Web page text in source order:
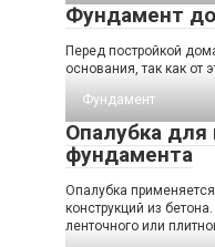
Фундамент
Перед постройкой
основания, так как от
Фундамент
Опалубка
фундамента
Опалубка
конструкций из
ленточного или